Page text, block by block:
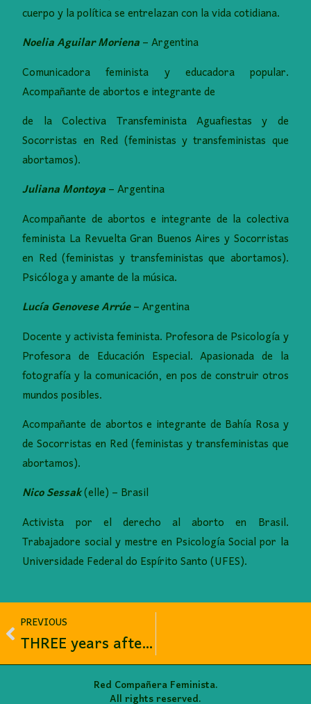
cuerpo y la política se entrelazan con la vida cotidiana.
Noelia Aguilar Moriena– Argentina
Comunicadora feminista y educadora popular.
Acompañante de abortos e integrante de
de la Colectiva Transfeminista Aguafiestas y de
Socorristas en Red (feministas y transfeministas que
abortamos).
Juliana Montoya– Argentina
Acompañante de abortos e integrante de la colectiva
feminista La Revuelta Gran Buenos Aires y Socorristas
en Red (feministas y transfeministas que abortamos).
Psicóloga y amante de la música.
Lucía Genovese Arrúe– Argentina
Docente y activista feminista. Profesora de Psicología y
Profesora de Educación Especial. Apasionada de la
fotografía y la comunicación, en pos de construir otros
mundos posibles.
Acompañante de abortos e integrante de Bahía Rosa y
de Socorristas en Red (feministas y transfeministas que
abortamos).
Nico Sessak(elle) – Brasil
Activista por el derecho al aborto en Brasil.
Trabajadore social y mestre en Psicología Social por la
Universidade Federal do Espírito Santo (UFES).
PREVIOUS
THREE years after Judgment C055
Red Compañera Feminista.
All rights reserved.